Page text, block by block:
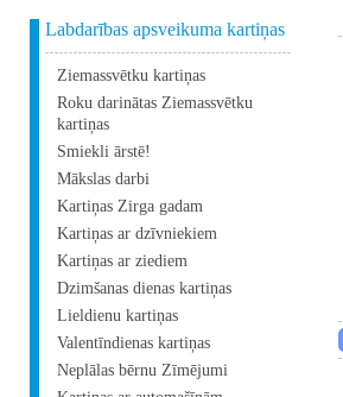
Labdarības apsveikuma kartiņas
Ziemassvētku kartiņas
Roku darinātas Ziemassvētku
kartiņas
Smiekli ārstē!
Mākslas darbi
Kartiņas Zirga gadam
Kartiņas ar dzīvniekiem
Kartiņas ar ziediem
Dzimšanas dienas kartiņas
Lieldienu kartiņas
Valentīndienas kartiņas
Neplālas bērnu Zīmējumi